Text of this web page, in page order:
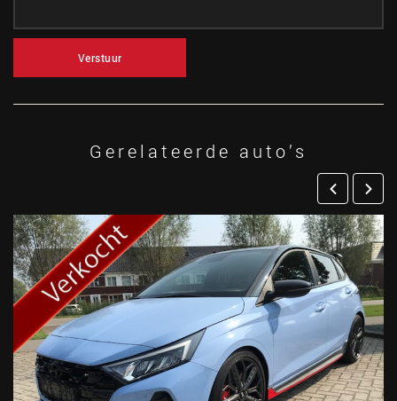
Verstuur
Gerelateerde auto’s